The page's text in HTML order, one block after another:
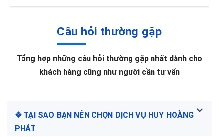
Câu hỏi thường gặp
Tổng hợp những câu hỏi thường gặp nhất dành cho
khách hàng cũng như người cần tư vấn
❖ TẠI SAO BẠN NÊN CHỌN DỊCH VỤ HUY HOÀNG
PHÁT